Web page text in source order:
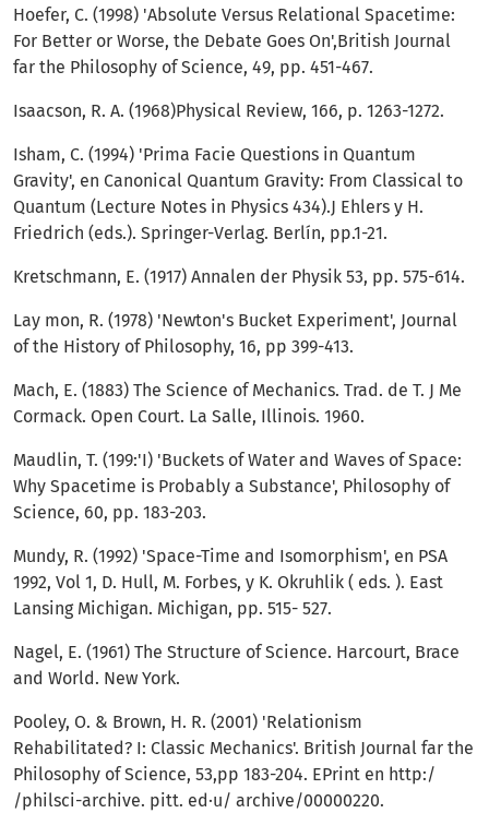
Hoefer, C. (1998) 'Absolute Versus Relational Spacetime:
For Better or Worse, the Debate Goes On',British Journal
far the Philosophy of Science, 49, pp. 451-467.
Isaacson, R. A. (1968)Physical Review, 166, p. 1263-1272.
Isham, C. (1994) 'Prima Facie Questions in Quan­tum
Gravity', en Canonical Quantum Gravity: From Classical to
Quantum (Lecture Notes in Physics 434).J Ehlers y H.
Friedrich (eds.). Springer-Verlag. Berlín, pp.1-21.
Kretschmann, E. (1917) Annalen der Physik 53, pp. 575-614.
Lay mon, R. (1978) 'Newton's Bucket Experiment', Journal
of the History of Philosophy, 16, pp 399-413.
Mach, E. (1883) The Science of Mechanics. Trad. de T. J Me
Cormack. Open Court. La Salle, Illinois. 1960.
Maudlin, T. (199:'I) 'Buckets of Water and Waves of Space:
Why Spacetime is Probably a Substance', Philosophy of
Science, 60, pp. 183-203.
Mundy, R. (1992) 'Space-Time and Isomorphism', en PSA
1992, Vol 1, D. Hull, M. Forbes, y K. Okruh­lik ( eds. ). East
Lansing Michigan. Michigan, pp. 515- 527.
Nagel, E. (1961) The Structure of Science. Harcourt, Brace
and World. New York.
Pooley, O. & Brown, H. R. (2001) 'Relationism
Rehabilitated? I: Classic Mechanics'. British Journal far the
Philosophy of Science, 53,pp 183-204. EPrint en http:/
/philsci-archive. pitt. ed·u/ archive/00000220.